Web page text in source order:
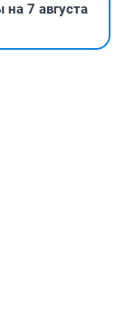
на 7 августа